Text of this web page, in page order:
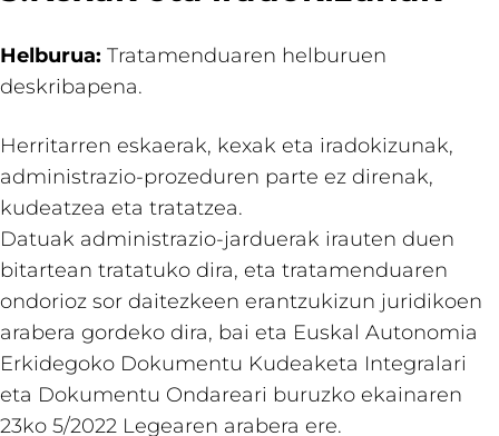
Helburua: Tratamenduaren helburuen
deskribapena.
Herritarren eskaerak, kexak eta iradokizunak,
administrazio-prozeduren parte ez direnak,
kudeatzea eta tratatzea.
Datuak administrazio-jarduerak irauten duen
bitartean tratatuko dira, eta tratamenduaren
ondorioz sor daitezkeen erantzukizun juridikoen
arabera gordeko dira, bai eta Euskal Autonomia
Erkidegoko Dokumentu Kudeaketa Integralari
eta Dokumentu Ondareari buruzko ekainaren
23ko 5/2022 Legearen arabera ere.